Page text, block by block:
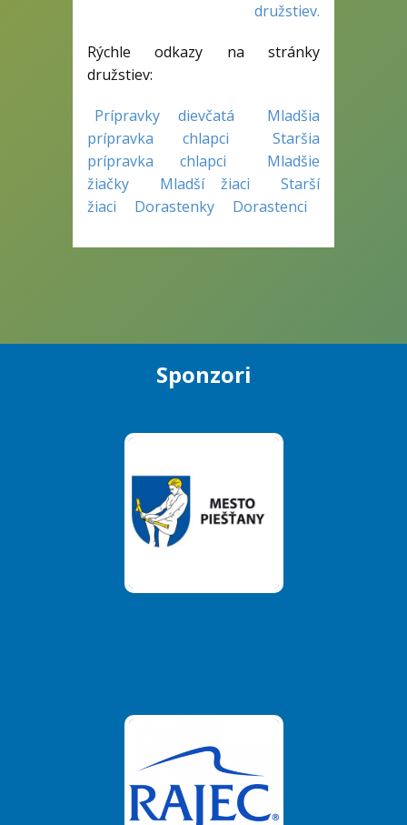
družstiev.
Rýchle odkazy na stránky
družstiev:
Prípravky dievčatá
Mladšia
prípravka chlapci
Staršia
prípravka chlapci
Mladšie
žiačky
Mladší žiaci
Starší
žiaci
Dorastenky Dorastenci
Sponzori